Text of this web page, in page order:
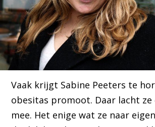
Vaak krijgt Sabine Peeters te
obesitas promoot. Daar lacht ze
mee. Het enige wat ze naar